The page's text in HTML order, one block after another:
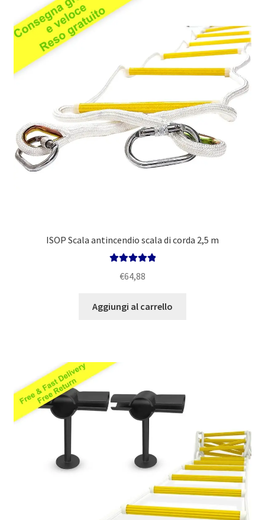
ISOP Scala antincendio scala di corda 2,5 m
su 5
€64,88
Aggiungi al carrello